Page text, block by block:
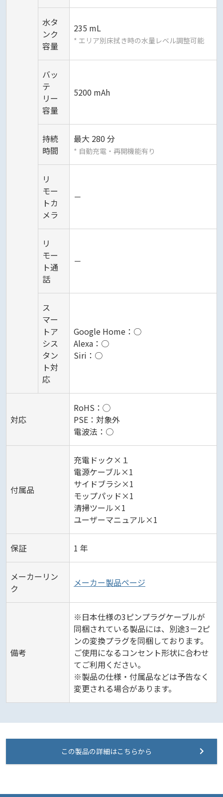
水タ
ンク
容量
235 mL
* エリア別床拭き時の水量レベル調整可能
バッ
テ
リー
容量
5200 mAh
持続
時間
最大 280 分
* 自動充電・再開機能有り
リ
モー
トカ
メラ
－
リ
モー
ト通
話
－
ス
マー
トア
シス
タン
ト対
応
Google Home：○
Alexa：○
Siri：○
対応
RoHS：◯
PSE：対象外
電波法：○
付属品
充電ドック×１
電源ケーブル×1
サイドブラシ×1
モップパッド×1
清掃ツール×1
ユーザーマニュアル×1
保証 1 年
メーカーリン
ク
メーカー製品ページ
備考
※日本仕様の3ピンプラグケーブルが
同梱されている製品には、別途3－2ピ
ンの変換プラグを同梱しております。
ご使用になるコンセント形状に合わせ
てご利用ください。
※製品の仕様・付属品などは予告なく
変更される場合があります。
この製品の詳細はこちらから